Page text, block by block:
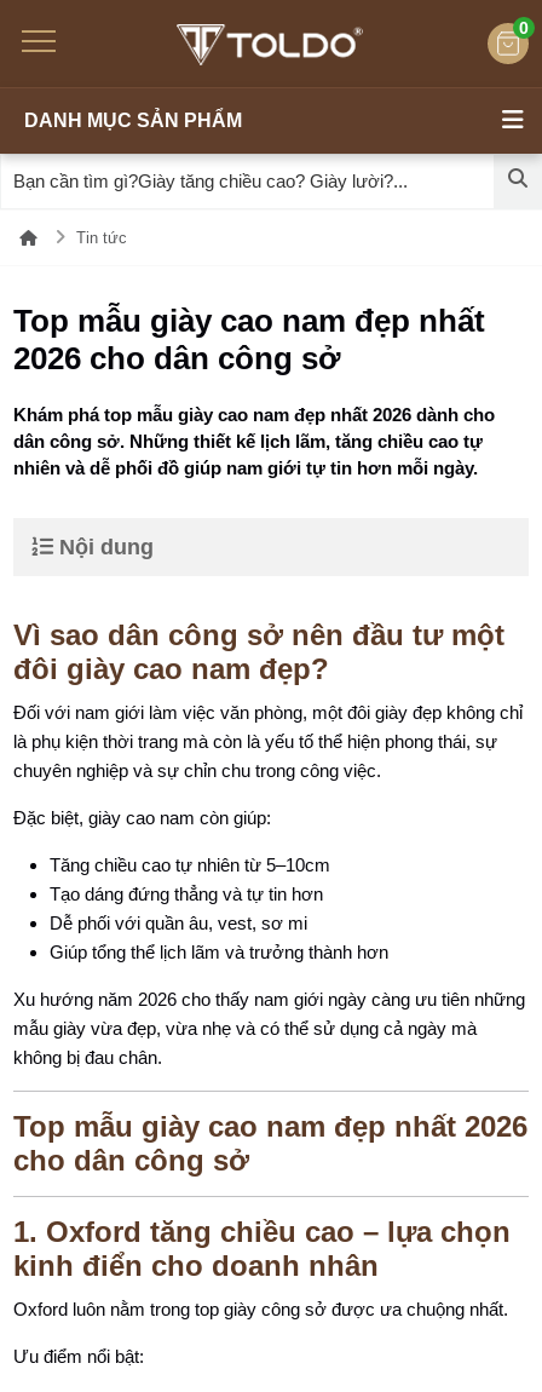
0
DANH MỤC SẢN PHẨM
Tin tức
Top mẫu giày cao nam đẹp nhất
2026 cho dân công sở
Khám phá top mẫu giày cao nam đẹp nhất 2026 dành cho
dân công sở. Những thiết kế lịch lãm, tăng chiều cao tự
nhiên và dễ phối đồ giúp nam giới tự tin hơn mỗi ngày.
Nội dung
Vì sao dân công sở nên đầu tư một
đôi giày cao nam đẹp?
Đối với nam giới làm việc văn phòng, một đôi giày đẹp không chỉ
là phụ kiện thời trang mà còn là yếu tố thể hiện phong thái, sự
chuyên nghiệp và sự chỉn chu trong công việc.
Đặc biệt, giày cao nam còn giúp:
Tăng chiều cao tự nhiên từ 5–10cm
Tạo dáng đứng thẳng và tự tin hơn
Dễ phối với quần âu, vest, sơ mi
Giúp tổng thể lịch lãm và trưởng thành hơn
Xu hướng năm 2026 cho thấy nam giới ngày càng ưu tiên những
mẫu giày vừa đẹp, vừa nhẹ và có thể sử dụng cả ngày mà
không bị đau chân.
Top mẫu giày cao nam đẹp nhất 2026
cho dân công sở
1. Oxford tăng chiều cao – lựa chọn
kinh điển cho doanh nhân
Oxford luôn nằm trong top giày công sở được ưa chuộng nhất.
Ưu điểm nổi bật: